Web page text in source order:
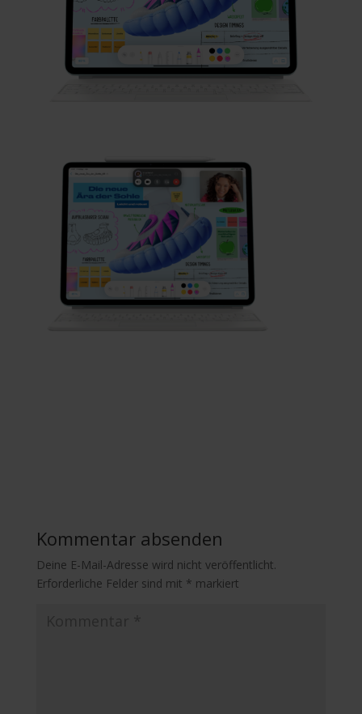
Kommentar absenden
Deine E-Mail-Adresse wird nicht veröffentlicht.
Erforderliche Felder sind mit * markiert